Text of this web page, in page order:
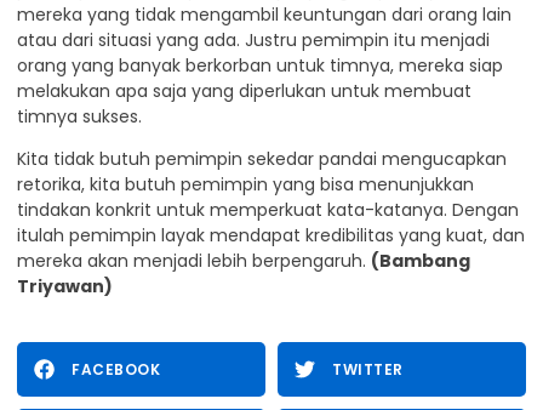
mereka yang tidak mengambil keuntungan dari orang lain
atau dari situasi yang ada. Justru pemimpin itu menjadi
orang yang banyak berkorban untuk timnya, mereka siap
melakukan apa saja yang diperlukan untuk membuat
timnya sukses.
Kita tidak butuh pemimpin sekedar pandai mengucapkan
retorika, kita butuh pemimpin yang bisa menunjukkan
tindakan konkrit untuk memperkuat kata-katanya. Dengan
itulah pemimpin layak mendapat kredibilitas yang kuat, dan
mereka akan menjadi lebih berpengaruh. (Bambang
Triyawan)
FACEBOOK TWITTER